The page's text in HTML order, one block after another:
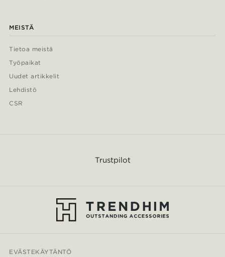
MEISTÄ
Tietoa meistä
Työpaikat
Uudet artikkelit
Lehdistö
CSR
Trustpilot
EVÄSTEKÄYTÄNTÖ